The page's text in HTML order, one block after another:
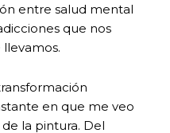
entre salud mental
que nos
llevamos.
en que me veo
la pintura. Del